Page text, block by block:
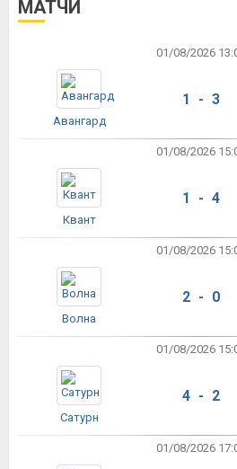
МАТЧИ
01/08/2026
Авангард
1 - 3
01/08/2026
Квант
1 - 4
01/08/2026
Волна
2 - 0
01/08/2026
Сатурн
4 - 2
01/08/2026